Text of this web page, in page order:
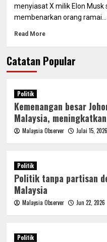
menyiasat X milik Elon Musk
membenarkan orang ramai...
Read More
Catatan Popular
Politik
Kemenangan besar
Malaysia,
Malaysia Observer Julai 15, 2026
Politik
Politik tanpa partisan
Malaysia
Malaysia Observer Jun 22, 2026
Politik